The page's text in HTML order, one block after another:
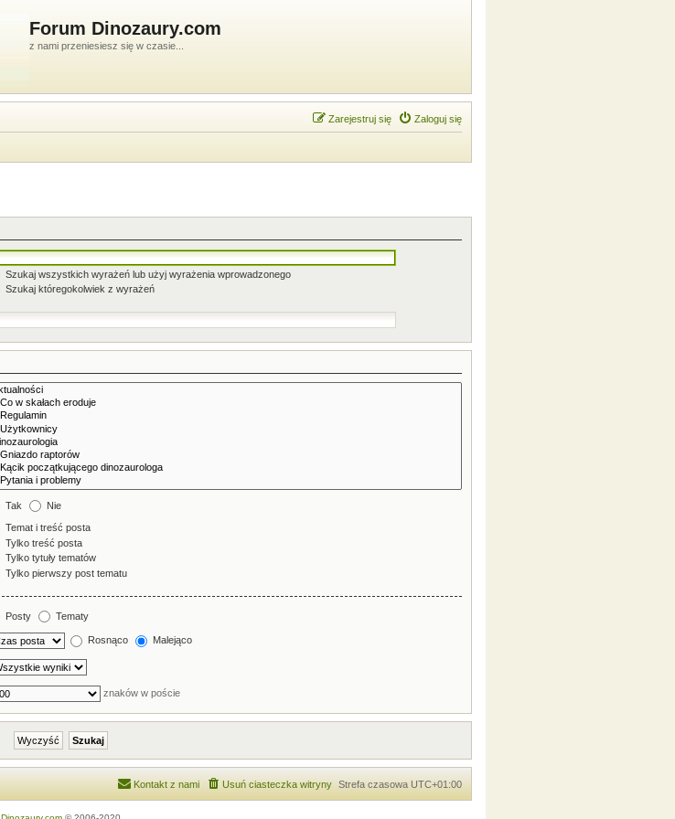
Forum Dinozaury.com
z nami przeniesiesz się w czasie...
Zaloguj się
Zarejestruj się
Szukaj wszystkich wyrażeń lub użyj wyrażenia wprowadzonego
Szukaj któregokolwiek z wyrażeń
Tak Nie
Temat i treść posta
Tylko treść posta
Tylko tytuły tematów
Tylko pierwszy post tematu
Posty Tematy
Rosnąco Malejąco
znaków w poście
Strefa czasowa UTC+01:00
Usuń ciasteczka witryny
Kontakt z nami